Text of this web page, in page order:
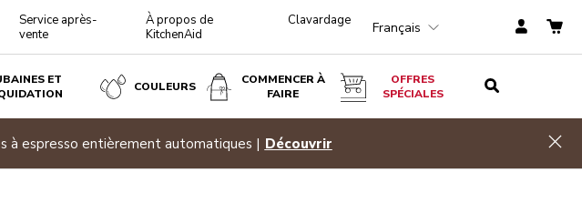
Service après-
vente
À propos de
KitchenAid
Clavardage Français
ET
COULEURS
COMMENCER À
FAIRE
OFFRES
SPÉCIALES
ou plus et économisez 20 %Magasinez
Avis
Noir mat
$ 149,99